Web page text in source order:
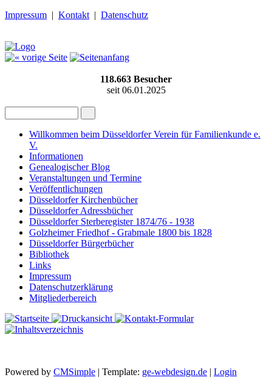
Impressum | Kontakt | Datenschutz
118.663 Besucher
seit 06.01.2025
Willkommen beim Düsseldorfer Verein für Familienkunde e.
V.
Informationen
Genealogischer Blog
Veranstaltungen und Termine
Veröffentlichungen
Düsseldorfer Kirchenbücher
Düsseldorfer Adressbücher
Düsseldorfer Sterberegister 1874/76 - 1938
Golzheimer Friedhof - Grabmale 1800 bis 1828
Düsseldorfer Bürgerbücher
Bibliothek
Links
Impressum
Datenschutzerklärung
Mitgliederbereich
Powered by CMSimple | Template: ge-webdesign.de | Login